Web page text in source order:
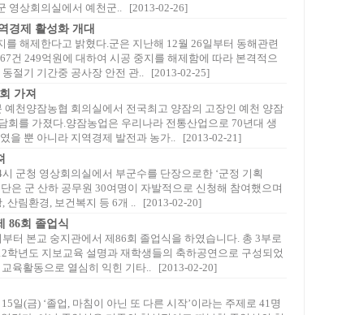
영상회의실에서 예천군.. [2013-02-26]
경제 활성화 개대
해제한다고 밝혔다.군은 지난해 12월 26일부터 동해관련
건 249억원에 대하여 시공 중지를 해제함에 따라 본격적으
절기 기간중 공사장 안전 관.. [2013-02-25]
가져
예천양잠농협 회의실에서 전국최고 양잠의 고장인 예천 양잠
회를 가졌다.양잠농업은 우리나라 전통산업으로 70년대 생
을 뿐 아니라 지역경제 발전과 농가.. [2013-02-21]
군청 영상회의실에서 부군수를 단장으로한 ‘군정 기획
은 군 산하 공무원 30여명이 자발적으로 신청해 참여했으며
산림환경, 보건복지 등 6개 .. [2013-02-20]
86회 졸업식
터 본교 숭지관에서 제86회 졸업식을 하였습니다. 총 3부로
학년도 지보교육 설명과 재학생들의 축하공연으로 구성되었
육활동으로 열심히 익힌 기타.. [2013-02-20]
일(금) ‘졸업, 마침이 아닌 또 다른 시작’이라는 주제로 41명